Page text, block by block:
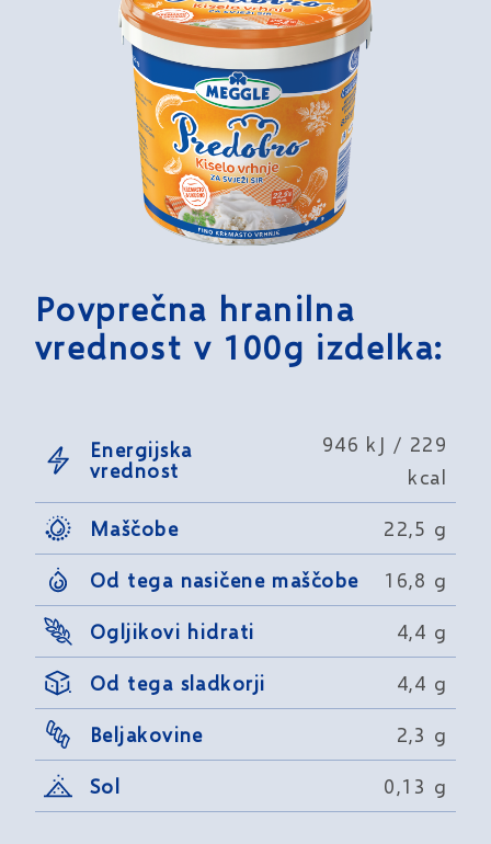
Povprečna hranilna
vrednost v 100g izdelka:
Energijska
vrednost
946 kJ / 229
kcal
Maščobe 22,5 g
Od tega nasičene maščobe 16,8 g
Ogljikovi hidrati 4,4 g
Od tega sladkorji 4,4 g
Beljakovine 2,3 g
Sol 0,13 g